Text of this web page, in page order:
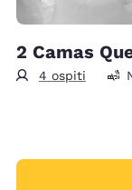
2 Camas
4 ospiti